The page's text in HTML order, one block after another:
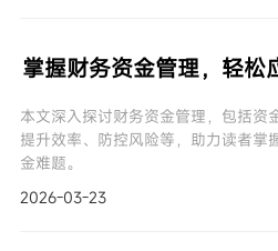
掌握财务资金管理，轻松
本文深入探讨财务资金管理，包括资
提升效率、防控风险等，助力读者掌
金难题。
2026-03-23